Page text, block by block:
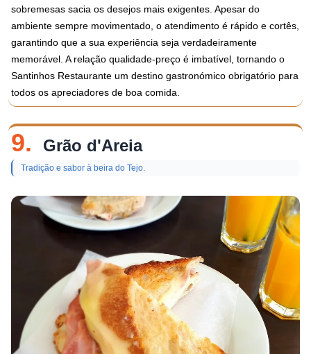
sobremesas sacia os desejos mais exigentes. Apesar do
ambiente sempre movimentado, o atendimento é rápido e cortês,
garantindo que a sua experiência seja verdadeiramente
memorável. A relação qualidade-preço é imbatível, tornando o
Santinhos Restaurante um destino gastronómico obrigatório para
todos os apreciadores de boa comida.
9. Grão d'Areia
Tradição e sabor à beira do Tejo.